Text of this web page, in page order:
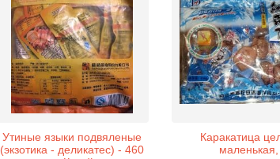
Утиные языки подвяленые
(экзотика - деликатес) - 460
Каракатица
маленькая,